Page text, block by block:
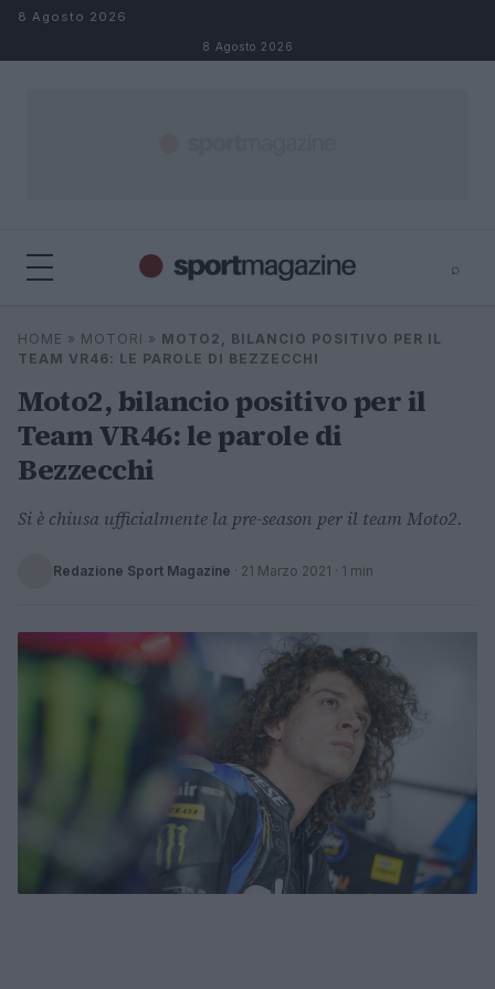
Salta al contenuto
8 Agosto 2026
8 Agosto 2026
⌕
Cerca
⌕
HOME » MOTORI » MOTO2, BILANCIO POSITIVO PER IL
TEAM VR46: LE PAROLE DI BEZZECCHI
Moto2, bilancio positivo per il
Team VR46: le parole di
Bezzecchi
Si è chiusa ufficialmente la pre-season per il team Moto2.
Redazione Sport Magazine · 21 Marzo 2021 · 1 min